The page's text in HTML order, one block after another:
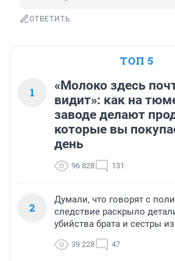
ОТВЕТИТЬ
ТОП 5
1
«Молоко здесь
видит»: как на
заводе делают
которые вы
день
96 828 131
2
Думали, что говорят с
следствие раскрыло
убийства брата и сестры
39 228 47